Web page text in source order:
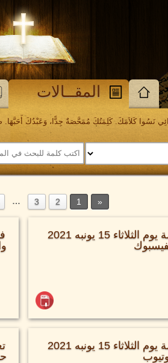
المقــالات
نَسُوا كَلاَمَكَ. كَلِمَتُكَ مُمَحَّصَةٌ جِدًّا، وَعَبْدُكَ أَحَبَّهَا. صَغِيرٌ أَنَا
1
2
3
…
فترة اسئلة خدمة يوم الثلاثاء 15 يونبه 2021
فترة اسئلة خدمة يوم الثلاثاء 15 يونبه 2021
حتى